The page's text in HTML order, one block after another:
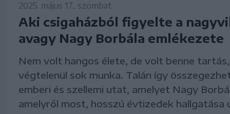
2025. május 17., szombat
Aki csigaházból figyelte a
avagy Nagy Borbála emlékezete
Nem volt hangos élete, de volt benne
végtelenül sok munka. Talán így
emberi és szellemi utat, amelyet Nagy
amelyről most, hosszú évtizedek hallgatása